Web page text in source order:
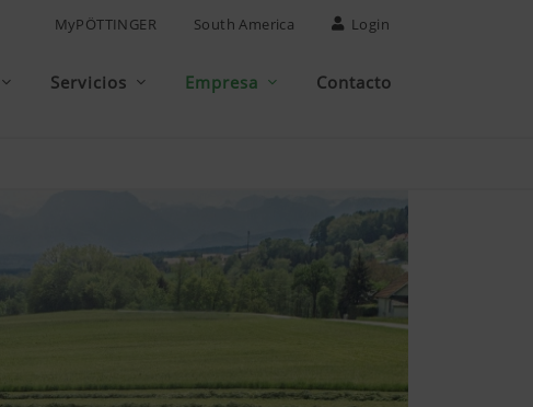
MyPÖTTINGER South America Login
Servicios Empresa Contacto